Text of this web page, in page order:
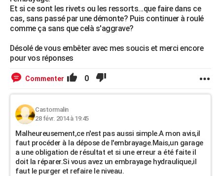
Et si ce sont les rivets ou les ressorts...que faire dans ce
cas, sans passé par une démonte? Puis continuer à roulé
comme ça sans que celà s'aggrave?
Désolé de vous embêter avec mes soucis et merci encore
pour vos réponses
Commenter 0
Castormalin
28 févr. 2014 à 19:45
Malheureusement,ce n'est pas aussi simple.A mon avis,il
faut procéder à la dépose de l'embrayage.Mais,un garage
a une obligation de résultat et si une erreur a été faite il
doit la réparer.Si vous avez un embrayage hydraulique,il
faut le purger et refaire le niveau.